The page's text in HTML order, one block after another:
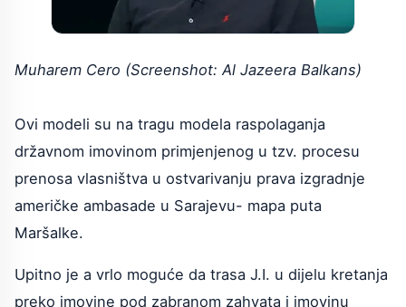
Muharem Cero (Screenshot: Al Jazeera Balkans)
Ovi modeli su na tragu modela raspolaganja
državnom imovinom primjenjenog u tzv. procesu
prenosa vlasništva u ostvarivanju prava izgradnje
američke ambasade u Sarajevu- mapa puta
Maršalke.
Upitno je a vrlo moguće da trasa J.I. u dijelu kretanja
preko imovine pod zabranom zahvata i imovinu